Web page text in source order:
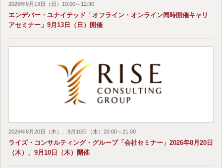
2026年9月13日（日）10:00～12:30
エンデバー・ユナイテッド「オフライン・オンライン同時開催キャリ
アセミナー」9月13日（日）開催
2026年8月20日（木）、9月10日（木）20:00～21:00
ライズ・コンサルティング・グループ「会社セミナー」2026年8月20日
（木）、9月10日（木）開催